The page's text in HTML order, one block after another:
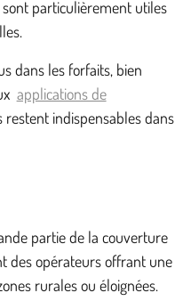
particulièrement utiles
dans les forfaits, bien
applications de
restent indispensables dans
partie de la couverture
des opérateurs offrant une
rurales ou éloignées.